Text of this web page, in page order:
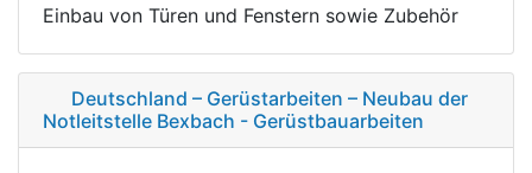
Einbau von Türen und Fenstern sowie Zubehör
Deutschland – Gerüstarbeiten – Neubau der
Notleitstelle Bexbach - Gerüstbauarbeiten